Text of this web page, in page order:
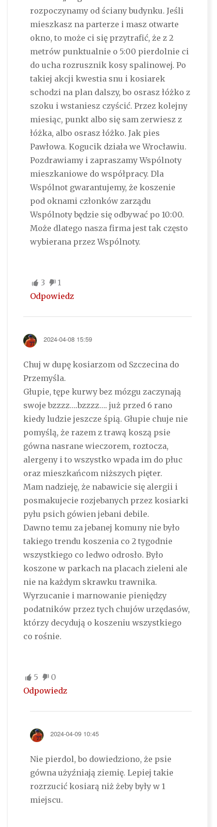
rozpoczynamy od ściany budynku. Jeśli
mieszkasz na parterze i masz otwarte
okno, to może ci się przytrafić, że z 2
metrów punktualnie o 5:00 pierdolnie ci
do ucha rozrusznik kosy spalinowej. Po
takiej akcji kwestia snu i kosiarek
schodzi na plan dalszy, bo osrasz łóżko z
szoku i wstaniesz czyścić. Przez kolejny
miesiąc, punkt albo się sam zerwiesz z
łóżka, albo osrasz łóżko. Jak pies
Pawłowa. Kogucik działa we Wrocławiu.
Pozdrawiamy i zapraszamy Wspólnoty
mieszkaniowe do współpracy. Dla
Wspólnot gwarantujemy, że koszenie
pod oknami członków zarządu
Wspólnoty będzie się odbywać po 10:00.
Może dlatego nasza firma jest tak często
wybierana przez Wspólnoty.
3
1
Odpowiedz
2024-04-08 15:59
Chuj w dupę kosiarzom od Szczecina do
Przemyśla.
Głupie, tępe kurwy bez mózgu zaczynają
swoje bzzzz….bzzzz…. już przed 6 rano
kiedy ludzie jeszcze śpią. Głupie chuje nie
pomyślą, że razem z trawą koszą psie
gówna nasrane wieczorem, roztocza,
alergeny i to wszystko wpada im do płuc
oraz mieszkańcom niższych pięter.
Mam nadzieję, że nabawicie się alergii i
posmakujecie rozjebanych przez kosiarki
pyłu psich gówien jebani debile.
Dawno temu za jebanej komuny nie było
takiego trendu koszenia co 2 tygodnie
wszystkiego co ledwo odrosło. Było
koszone w parkach na placach zieleni ale
nie na każdym skrawku trawnika.
Wyrzucanie i marnowanie pieniędzy
podatników przez tych chujów urzędasów,
którzy decydują o koszeniu wszystkiego
co rośnie.
5
0
Odpowiedz
2024-04-09 10:45
Nie pierdol, bo dowiedziono, że psie
gówna użyźniają ziemię. Lepiej takie
rozrzucić kosiarą niż żeby były w 1
miejscu.